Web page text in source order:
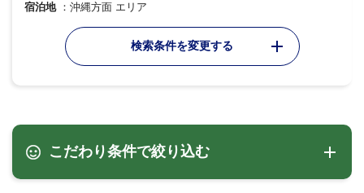
宿泊地 沖縄方面 エリア
検索条件を変更する
こだわり条件で絞り込む